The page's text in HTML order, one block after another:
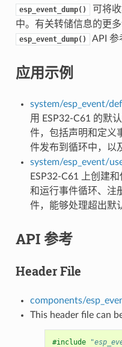
esp_event_dump()
可将
中。有关转储信息的更
esp_event_dump() API 参
应用示例
system/esp_event/
用 ESP32-C61 的默
件，包括声明和定义
件发布到循环中，以
system/esp_event/
ESP32-C61 上创建
和运行事件循环、注
件，能够处理超出默
API 参考
Header File
components/
This header file can
#include